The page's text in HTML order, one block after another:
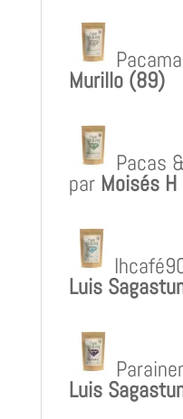
Murillo (89)
Pacas
par Moisés
Luis
Luis